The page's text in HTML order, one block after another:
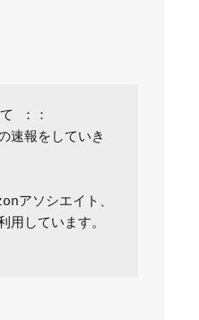
速報をしていき
アソシエイト、
用しています。